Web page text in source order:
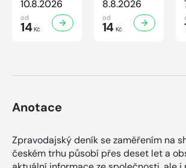
10.8.2026
od
14Kč
8.8.2026
od
14Kč
Anotace
Zpravodajský deník se zaměřením na
českém trhu působí přes deset let a